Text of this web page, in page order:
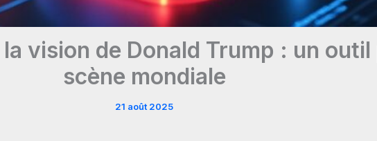
vision de Donald Trump : un
scène mondiale
21 août 2025